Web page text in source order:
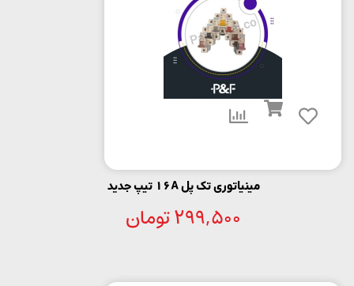
مینیاتوری تک پل 16A تیپ جدید
299,500تومان